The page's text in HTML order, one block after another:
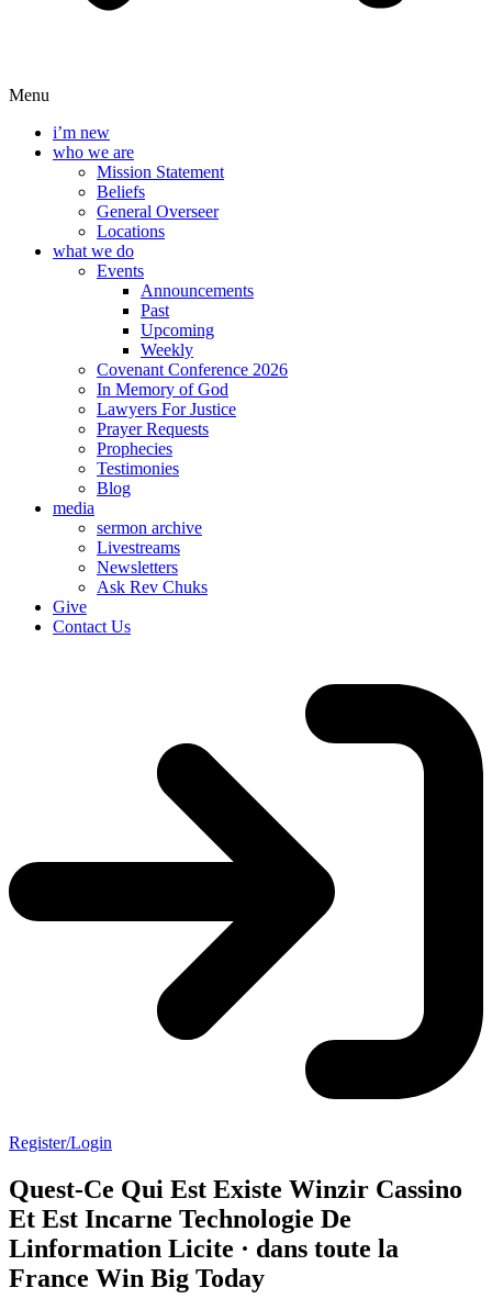
Menu
i’m new
who we are
Mission Statement
Beliefs
General Overseer
Locations
what we do
Events
Announcements
Past
Upcoming
Weekly
Covenant Conference 2026
In Memory of God
Lawyers For Justice
Prayer Requests
Prophecies
Testimonies
Blog
media
sermon archive
Livestreams
Newsletters
Ask Rev Chuks
Give
Contact Us
Register/Login
Quest-Ce Qui Est Existe Winzir Cassino
Et Est Incarne Technologie De
Linformation Licite · dans toute la
France Win Big Today